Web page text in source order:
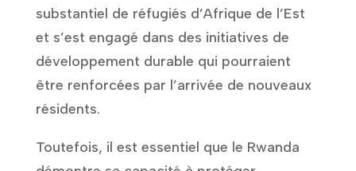
substantiel de réfugiés d’Afrique de l’Est
et s’est engagé dans des initiatives de
développement durable qui pourraient
être renforcées par l’arrivée de nouveaux
résidents.
Toutefois, il est essentiel que le Rwanda